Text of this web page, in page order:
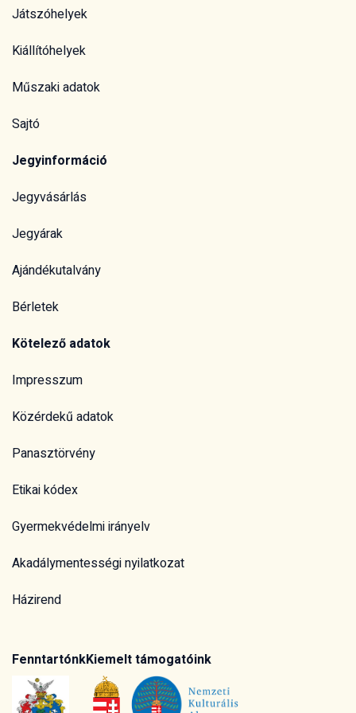
Játszóhelyek
Kiállítóhelyek
Műszaki adatok
Sajtó
Jegyinformáció
Jegyvásárlás
Jegyárak
Ajándékutalvány
Bérletek
Kötelező adatok
Impresszum
Közérdekű adatok
Panasztörvény
Etikai kódex
Gyermekvédelmi irányelv
Akadálymentességi nyilatkozat
Házirend
FenntartónkKiemelt támogatóink